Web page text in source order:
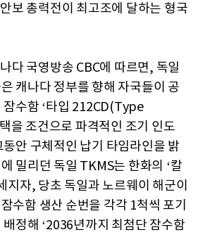
보 총력전이 최고조에 달하는 형국
다 국영방송 CBC에 따르면, 독일
캐나다 정부를 향해 자국들이 공
잠수함 ‘타입 212CD(Type
을 조건으로 파격적인 조기 인도
안 구체적인 납기 타임라인을 밝
밀리던 독일 TKMS는 한화의 ‘칼
지자, 당초 독일과 노르웨이 해군이
수함 생산 순번을 각각 1척씩 포기
정해 ‘2036년까지 최첨단 잠수함